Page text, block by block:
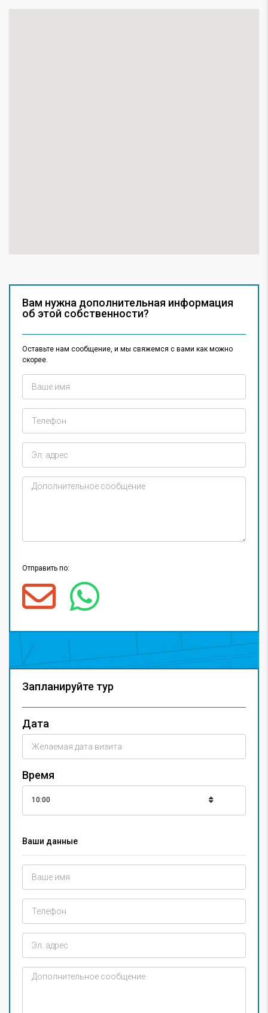
Вам нужна дополнительная информация
об этой собственности?
Оставьте нам сообщение, и мы свяжемся с вами как можно
скорее.
Отправить по:
Запланируйте тур
Дата
Время
10:00
Ваши данные